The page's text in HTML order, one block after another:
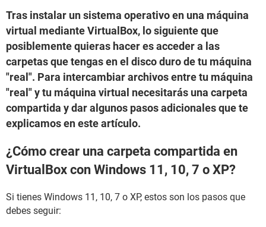
Tras instalar un sistema operativo en una máquina
virtual mediante VirtualBox, lo siguiente que
posiblemente quieras hacer es acceder a las
carpetas que tengas en el disco duro de tu máquina
"real". Para intercambiar archivos entre tu máquina
"real" y tu máquina virtual necesitarás una carpeta
compartida y dar algunos pasos adicionales que te
explicamos en este artículo.
¿Cómo crear una carpeta compartida en
VirtualBox con Windows 11, 10, 7 o XP?
Si tienes Windows 11, 10, 7 o XP, estos son los pasos que
debes seguir: